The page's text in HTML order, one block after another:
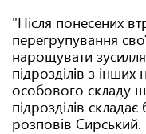
"Після понесених
перегрупування
нарощувати
підрозділів з інших
особового складу
підрозділів
розповів Сирський.